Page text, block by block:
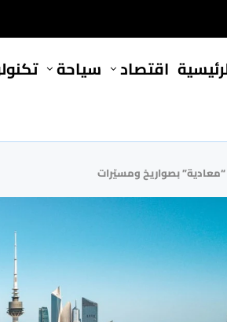
⁠اقتصاد سياحة
بصواريخ ومسيّرات